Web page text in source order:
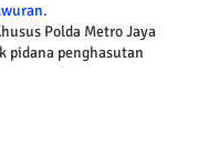
Polda Metro Jaya
pidana penghasutan